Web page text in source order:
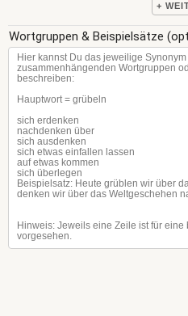
+
Wortgruppen & Beispielsätze